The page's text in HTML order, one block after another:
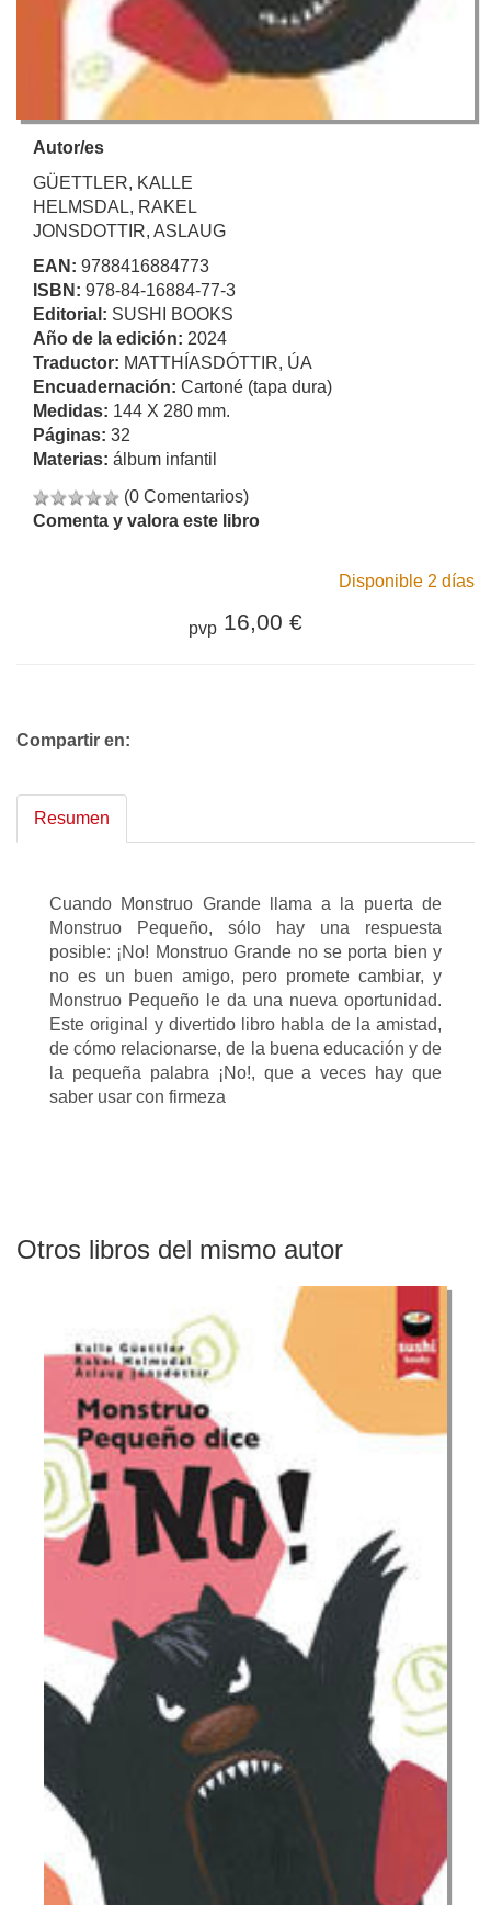
Autor/es
GÜETTLER, KALLE
HELMSDAL, RAKEL
JONSDOTTIR, ASLAUG
EAN: 9788416884773
ISBN: 978-84-16884-77-3
Editorial: SUSHI BOOKS
Año de la edición: 2024
Traductor: MATTHÍASDÓTTIR, ÚA
Encuadernación: Cartoné (tapa dura)
Medidas: 144 X 280 mm.
Páginas: 32
Materias: álbum infantil
(0 Comentarios)
Comenta y valora este libro
Disponible 2 días
pvp 16,00 €
Compartir en:
Resumen
Cuando Monstruo Grande llama a la puerta de
Monstruo Pequeño, sólo hay una respuesta
posible: ¡No! Monstruo Grande no se porta bien y
no es un buen amigo, pero promete cambiar, y
Monstruo Pequeño le da una nueva oportunidad.
Este original y divertido libro habla de la amistad,
de cómo relacionarse, de la buena educación y de
la pequeña palabra ¡No!, que a veces hay que
saber usar con firmeza
Otros libros del mismo autor